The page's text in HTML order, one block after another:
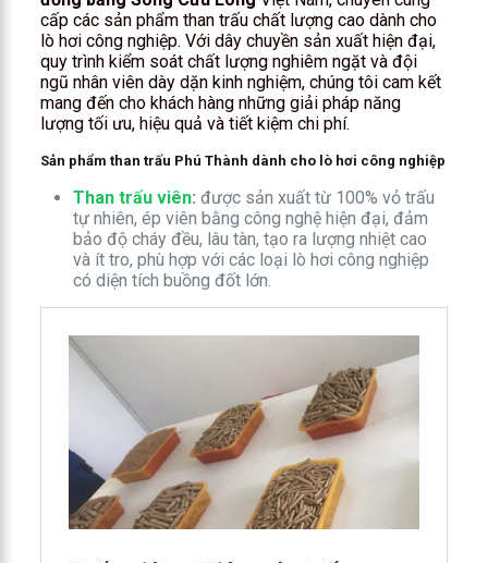
cấp các sản phẩm than trấu chất lượng cao dành cho
lò hơi công nghiệp. Với dây chuyền sản xuất hiện đại,
quy trình kiểm soát chất lượng nghiêm ngặt và đội
ngũ nhân viên dày dặn kinh nghiệm, chúng tôi cam kết
mang đến cho khách hàng những giải pháp năng
lượng tối ưu, hiệu quả và tiết kiệm chi phí.
Sản phẩm than trấu Phú Thành dành cho lò hơi công nghiệp
Than trấu viên: được sản xuất từ 100% vỏ trấu
tự nhiên, ép viên bằng công nghệ hiện đại, đảm
bảo độ cháy đều, lâu tàn, tạo ra lượng nhiệt cao
và ít tro, phù hợp với các loại lò hơi công nghiệp
có diện tích buồng đốt lớn.